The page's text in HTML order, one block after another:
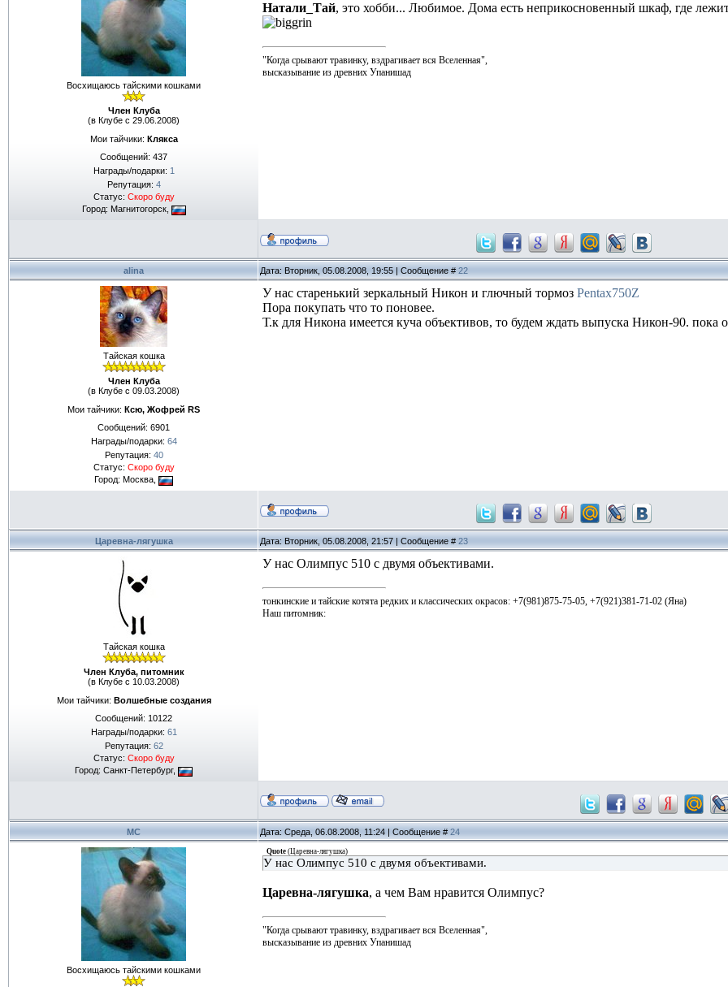
Восхищаюсь тайскими кошками
Член Клуба
(в Клубе с 29.06.2008)
Мои тайчики: Клякса
Сообщений: 437
Награды/подарки: 1
Репутация: 4
Статус: Скоро буду
Город: Магнитогорск,
Натали_Тай, это хобби... Любимое. Дома есть неприкосновенный шкаф, где
"Когда срывают травинку, вздрагивает вся Вселенная",
высказывание из древних Упанишад
alina Дата: Вторник, 05.08.2008, 19:55 | Сообщение # 22
Тайская кошка
Член Клуба
(в Клубе с 09.03.2008)
Мои тайчики: Ксю, Жофрей RS
Сообщений: 6901
Награды/подарки: 64
Репутация: 40
Статус: Скоро буду
Город: Москва,
У нас старенький зеркальный Никон и глючный тормоз Pentax750Z
Пора покупать что то поновее.
Т.к для Никона имеется куча объективов, то будем ждать выпуска Никон-90. пока
Царевна-лягушка Дата: Вторник, 05.08.2008, 21:57 | Сообщение # 23
Тайская кошка
Член Клуба, питомник
(в Клубе с 10.03.2008)
Мои тайчики: Волшебные создания
Сообщений: 10122
Награды/подарки: 61
Репутация: 62
Статус: Скоро буду
Город: Санкт-Петербург,
У нас Олимпус 510 с двумя объективами.
тонкинские и тайские котята редких и классических окрасов: +7(981)875-75-05, +7(921)381-71-02 (Яна)
Наш питомник:
МС Дата: Среда, 06.08.2008, 11:24 | Сообщение # 24
Восхищаюсь тайскими кошками
Quote (Царевна-лягушка)
У нас Олимпус 510 с двумя объективами.
Царевна-лягушка, а чем Вам нравится Олимпус?
"Когда срывают травинку, вздрагивает вся Вселенная",
высказывание из древних Упанишад